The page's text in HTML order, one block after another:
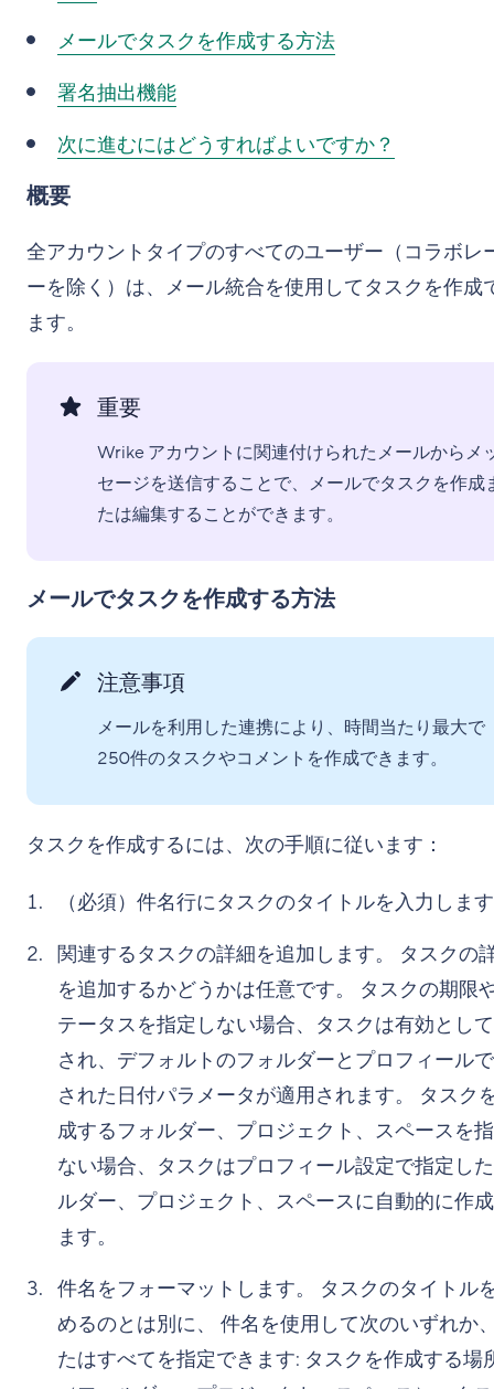
メールでタスクを作成する方法
署名抽出機能
次に進むにはどうすればよいですか？
概要
全アカウントタイプのすべてのユーザー（コラボレ
ーを除く）は、メール統合を使用してタスクを作成
ます。
重要
Wrike アカウントに関連付けられたメールからメ
セージを送信することで、メールでタスクを作成
たは編集することができます。
メールでタスクを作成する方法
注意事項
メールを利用した連携により、時間当たり最大で
250件のタスクやコメントを作成できます。
タスクを作成するには、次の手順に従います：
（必須）件名行にタスクのタイトルを入力しま
関連するタスクの詳細を追加します。 タスクの
を追加するかどうかは任意です。 タスクの期限
テータスを指定しない場合、タスクは有効とし
され、デフォルトのフォルダーとプロフィール
された日付パラメータが適用されます。 タスク
成するフォルダー、プロジェクト、スペースを
ない場合、タスクはプロフィール設定で指定し
ルダー、プロジェクト、スペースに自動的に作
ます。
件名をフォーマットします。 タスクのタイトル
めるのとは別に、 件名を使用して次のいずれか
たはすべてを指定できます: タスクを作成する場